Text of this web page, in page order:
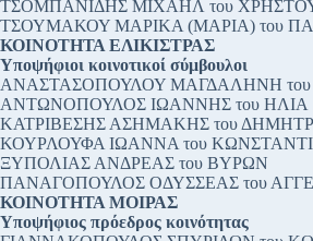
ΤΣΟΜΠΑΝΙΔΗΣ ΜΙΧΑΗΛ του
ΤΣΟΥΜΑΚΟΥ ΜΑΡΙΚΑ (ΜΑΡΙΑ) του
ΚΟΙΝΟΤΗΤΑ ΕΛΙΚΙΣΤΡΑΣ
Υποψήφιοι κοινοτικοί σύμβουλοι
ΑΝΑΣΤΑΣΟΠΟΥΛΟΥ ΜΑΓΔΑΛΗΝΗ
ΑΝΤΩΝΟΠΟΥΛΟΣ ΙΩΑΝΝΗΣ του ΗΛΙΑ
ΚΑΤΡΙΒΕΣΗΣ ΑΣΗΜΑΚΗΣ του
ΚΟΥΡΛΟΥΦΑ ΙΩΑΝΝΑ του
ΞΥΠΟΛΙΑΣ ΑΝΔΡΕΑΣ του ΒΥΡΩΝ
ΠΑΝΑΓΟΠΟΥΛΟΣ ΟΔΥΣΣΕΑΣ του
ΚΟΙΝΟΤΗΤΑ ΜΟΙΡΑΣ
Υποψήφιος πρόεδρος κοινότητας